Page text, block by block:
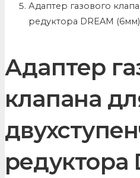
Адаптер газового
редуктора DREAM (6мм)
Адаптер
клапана
редуктора